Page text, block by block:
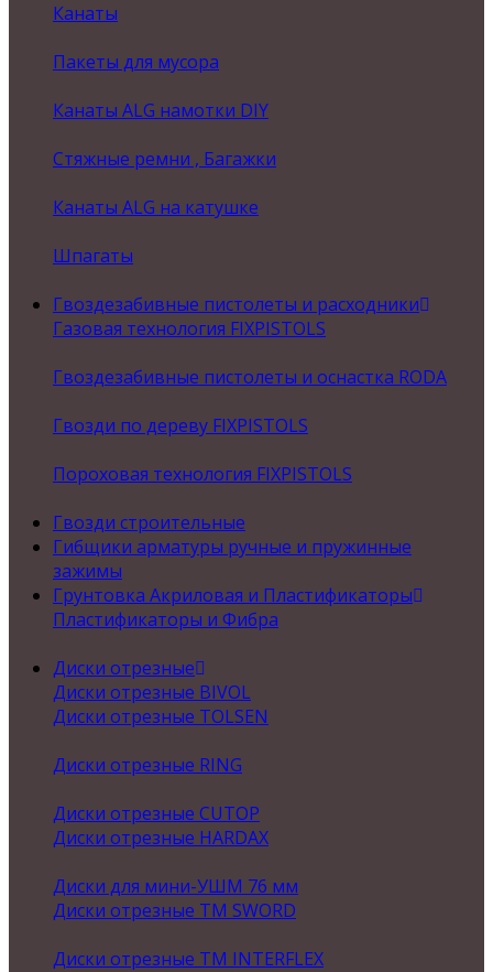
Канаты
Пакеты для мусора
Канаты ALG намотки DIY
Стяжные ремни , Багажки
Канаты ALG на катушке
Шпагаты
Гвоздезабивные пистолеты и расходники
Газовая технология FIXPISTOLS
Гвоздезабивные пистолеты и оснастка RODA
Гвозди по дереву FIXPISTOLS
Пороховая технология FIXPISTOLS
Гвозди строительные
Гибщики арматуры ручные и пружинные
зажимы
Грунтовка Акриловая и Пластификаторы
Пластификаторы и Фибра
Диски отрезные
Диски отрезные BIVOL
Диски отрезные TOLSEN
Диски отрезные RING
Диски отрезные CUTOP
Диски отрезные HARDAX
Диски для мини-УШМ 76 мм
Диски отрезные ТМ SWORD
Диски отрезные ТМ INTERFLEX